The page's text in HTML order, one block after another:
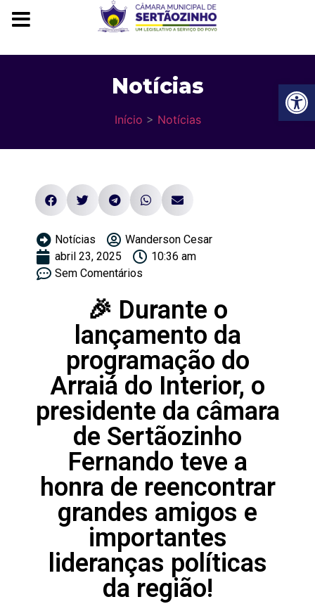
Notícias
Início > Notícias
Notícias
Wanderson Cesar
abril 23, 2025
10:36 am
Sem Comentários
🎉 Durante o
lançamento da
programação do
Arraiá do Interior, o
presidente da câmara
de Sertãozinho
Fernando teve a
honra de reencontrar
grandes amigos e
importantes
lideranças políticas
da região!